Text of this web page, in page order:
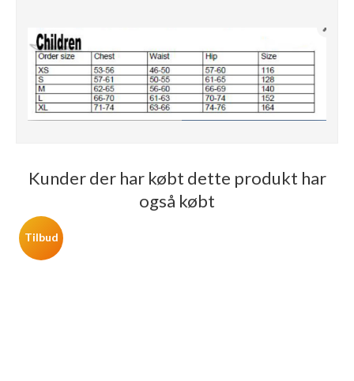
Kunder der har købt dette produkt har
også købt
Tilbud